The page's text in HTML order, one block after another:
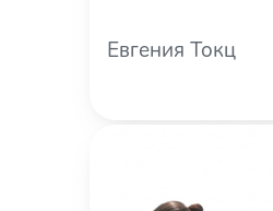
Евгения Токц